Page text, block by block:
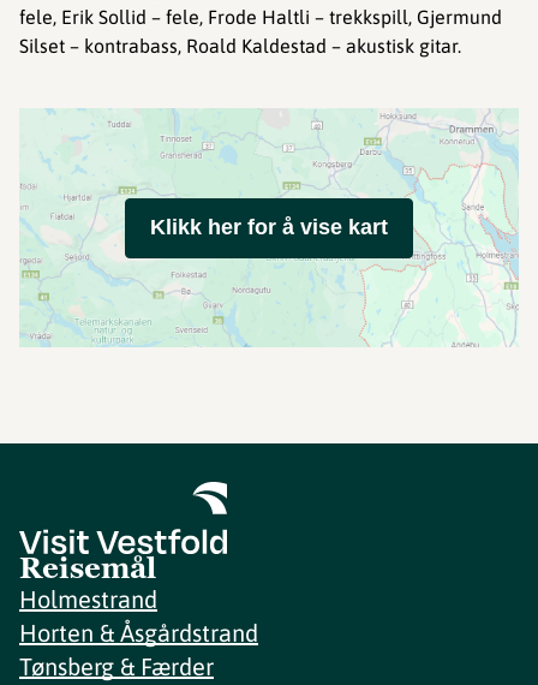
fele, Erik Sollid – fele, Frode Haltli – trekkspill, Gjermund
Silset – kontrabass, Roald Kaldestad – akustisk gitar.
Klikk her for å vise kart
Reisemål
Holmestrand
Horten & Åsgårdstrand
Tønsberg & Færder